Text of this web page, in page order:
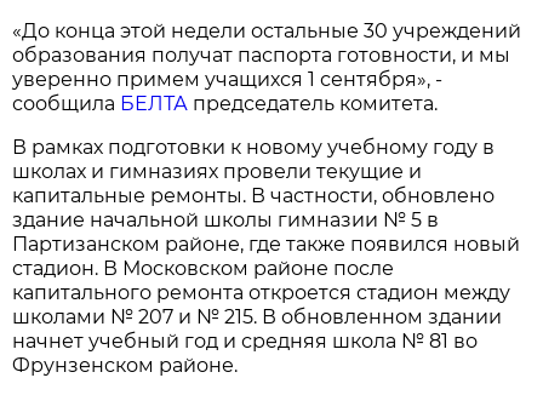
«До конца этой недели остальные 30 учреждений
образования получат паспорта готовности, и мы
уверенно примем учащихся 1 сентября», -
сообщила БЕЛТА председатель комитета.
В рамках подготовки к новому учебному году в
школах и гимназиях провели текущие и
капитальные ремонты. В частности, обновлено
здание начальной школы гимназии № 5 в
Партизанском районе, где также появился новый
стадион. В Московском районе после
капитального ремонта откроется стадион между
школами № 207 и № 215. В обновленном здании
начнет учебный год и средняя школа № 81 во
Фрунзенском районе.